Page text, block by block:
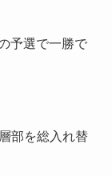
予選で一勝で
部を総入れ替